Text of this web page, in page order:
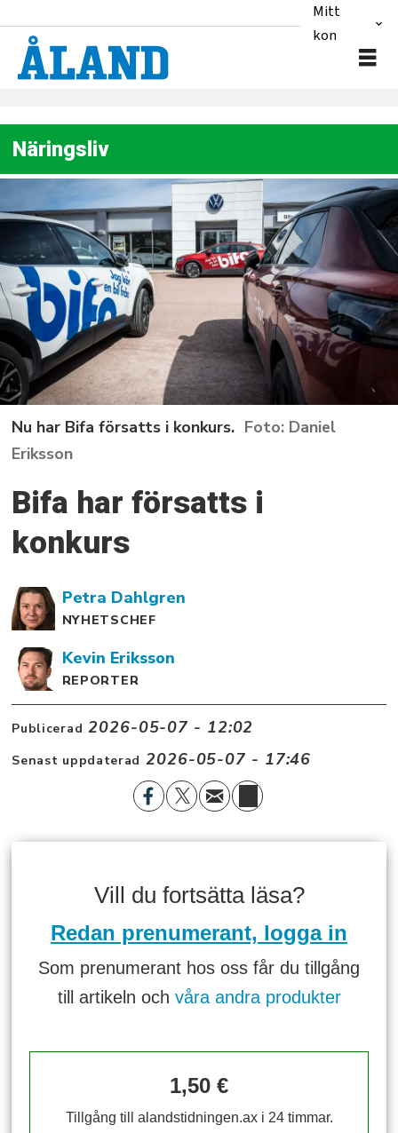
Mitt
konto
Näringsliv
Nu har Bifa försatts i konkurs.
Daniel
Eriksson
Bifa har försatts i
konkurs
Petra Dahlgren
NYHETSCHEF
Kevin Eriksson
REPORTER
Publicerad 2026-05-07 - 12:02
Senast uppdaterad 2026-05-07 - 17:46
Vill du fortsätta läsa?
Redan prenumerant, logga in
Som prenumerant hos oss får du tillgång
till artikeln och våra andra produkter
1,50 €
Tillgång till alandstidningen.ax i 24 timmar.